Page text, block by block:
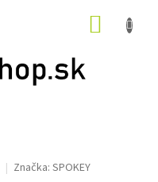
Značka: SPOKEY